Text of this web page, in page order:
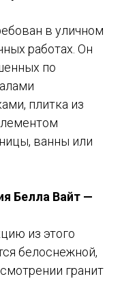
в уличном
работах. Он
по
плитка из
ванны или
Белла Вайт —
из этого
белоснежной,
гранит